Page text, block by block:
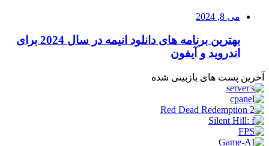
می 8, 2024
بهترین برنامه های دانلود انیمه در سال 2024 برای
اندروید و آیفون
آخرین پست های بازبینی شده